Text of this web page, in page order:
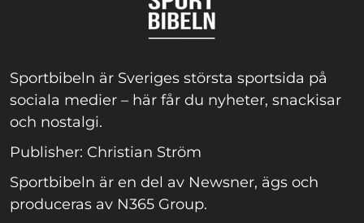
Sportbibeln är Sveriges största sportsida på
sociala medier – här får du nyheter, snackisar
och nostalgi.
Publisher: Christian Ström
Sportbibeln är en del av Newsner, ägs och
produceras av N365 Group.